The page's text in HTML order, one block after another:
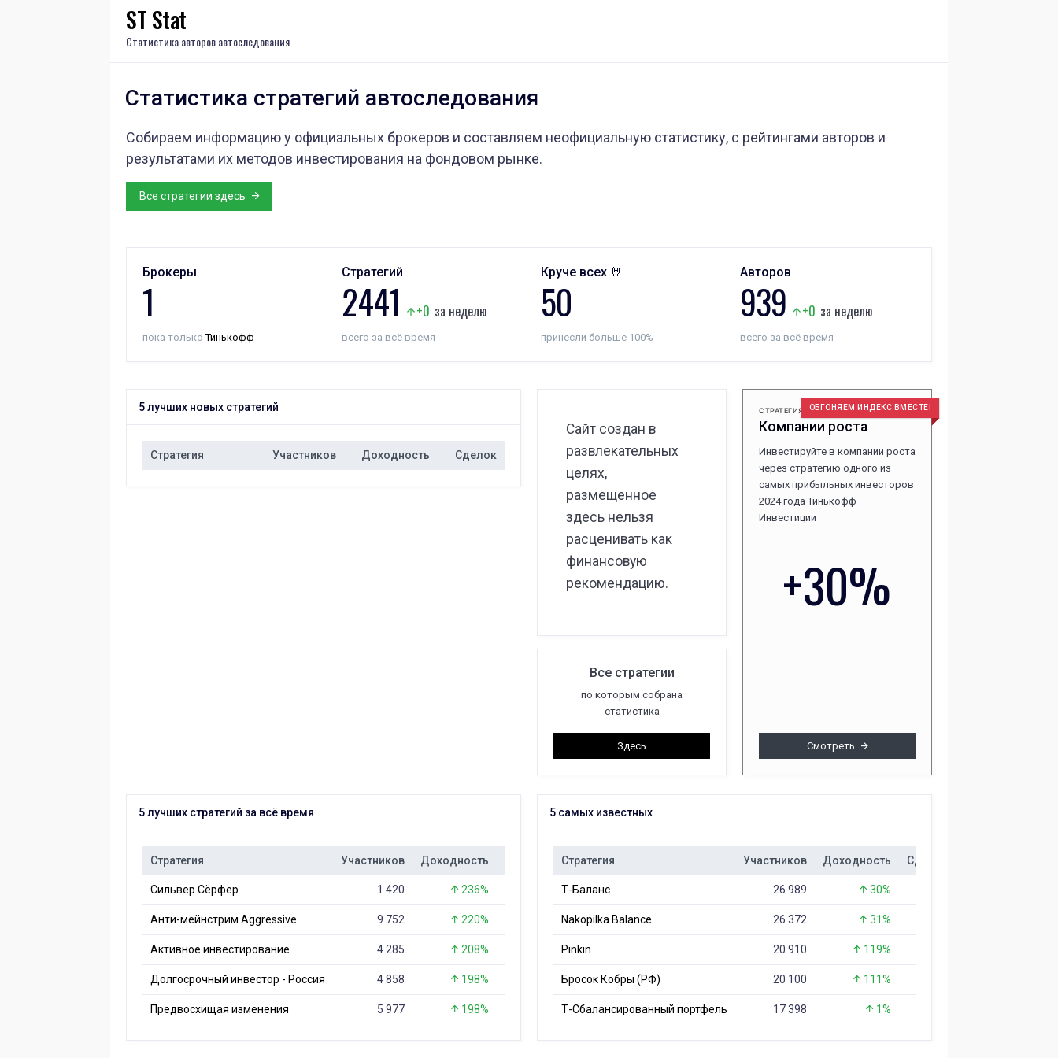
ST Stat
Статистика авторов автоследования
Статистика стратегий автоследования
Собираем информацию у официальных брокеров и составляем неофициальную статистику, с рейтингами авторов и
результатами их методов инвестирования на фондовом рынке.
Все стратегии здесь
Брокеры
1
пока толькоТинькофф
Стратегий
2441 +0 за неделю
всего за всё время
Круче всех 🤘
50
принесли больше 100%
Авторов
939 +0 за неделю
всего за всё время
5 лучших новых стратегий
Стратегия Участников Доходность Сделок
Сайт создан в
развлекательных
целях,
размещенное
здесь нельзя
расценивать как
финансовую
рекомендацию.
Все стратегии
по которым собрана
статистика
Здесь
ОБГОНЯЕМ ИНДЕКС ВМЕСТЕ!
СТРАТЕГИЯ
Компании роста
Инвестируйте в компании роста
через стратегию одного из
самых прибыльных инвесторов
2024 года Тинькофф
Инвестиции
+30%
Смотреть
5 лучших стратегий за всё время
Стратегия Участников Доходность
Сильвер Сёрфер 1 420 236%
Анти-мейнстрим Aggressive 9 752 220%
Активное инвестирование 4 285 208%
Долгосрочный инвестор - Россия 4 858 198%
Предвосхищая изменения 5 977 198%
5 самых известных
Стратегия Участников Доходность Сделок
Т-Баланс 26 989 30%
Nakopilka Balance 26 372 31%
Pinkin 20 910 119%
Бросок Кобры (РФ) 20 100 111%
Т-Сбалансированный портфель 17 398 1%